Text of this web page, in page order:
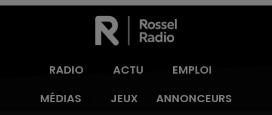
RADIO ACTU
EMPLOI
MÉDIAS
JEUX ANNONCEURS